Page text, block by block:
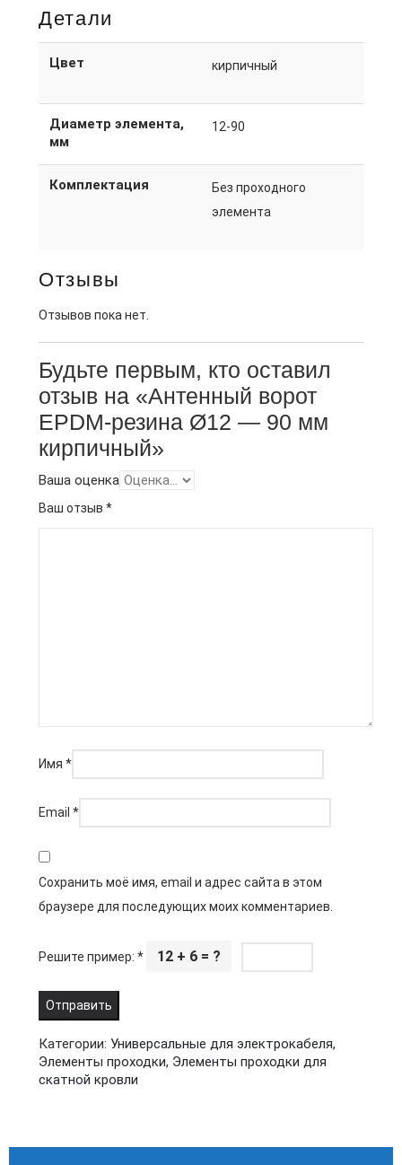
Детали
Цвет кирпичный
Диаметр элемента,
мм
12-90
Комплектация
Без проходного
элемента
Отзывы
Отзывов пока нет.
Будьте первым, кто оставил
отзыв на «Антенный ворот
EPDM-резина Ø12 — 90 мм
кирпичный»
Ваша оценка
Ваш отзыв *
Имя *
Email *
Сохранить моё имя, email и адрес сайта в этом
браузере для последующих моих комментариев.
Решите пример: * 12 + 6 = ?
Категории: Универсальные для электрокабеля,
Элементы проходки, Элементы проходки для
скатной кровли